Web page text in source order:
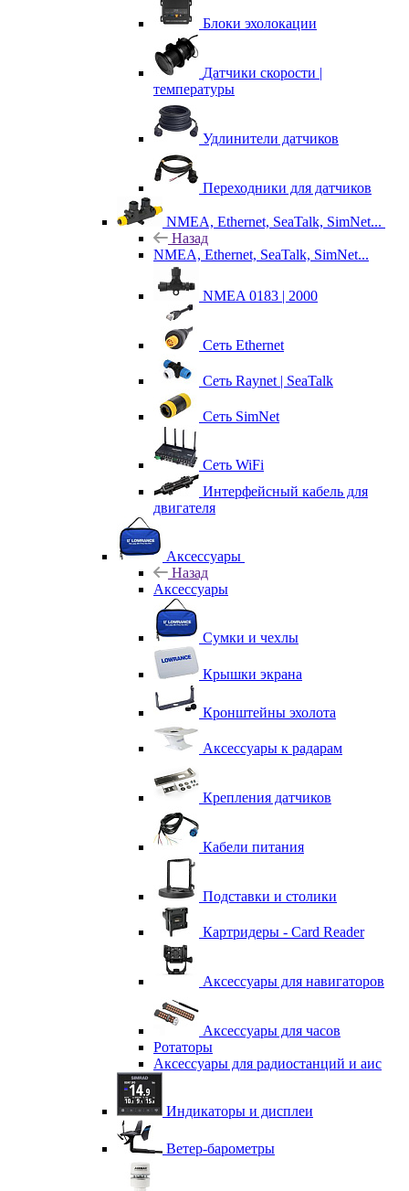
Блоки эхолокации
Датчики скорости |
температуры
Удлинители датчиков
Переходники для датчиков
NMEA, Ethernet, SeaTalk, SimNet...
Назад
NMEA, Ethernet, SeaTalk, SimNet...
NMEA 0183 | 2000
Сеть Ethernet
Сеть Raynet | SeaTalk
Сеть SimNet
Сеть WiFi
Интерфейсный кабель для
двигателя
Аксессуары
Назад
Аксессуары
Сумки и чехлы
Крышки экрана
Кронштейны эхолота
Аксессуары к радарам
Крепления датчиков
Кабели питания
Подставки и столики
Картридеры - Card Reader
Аксессуары для навигаторов
Аксессуары для часов
Ротаторы
Аксессуары для радиостанций и аис
Индикаторы и дисплеи
Ветер-барометры